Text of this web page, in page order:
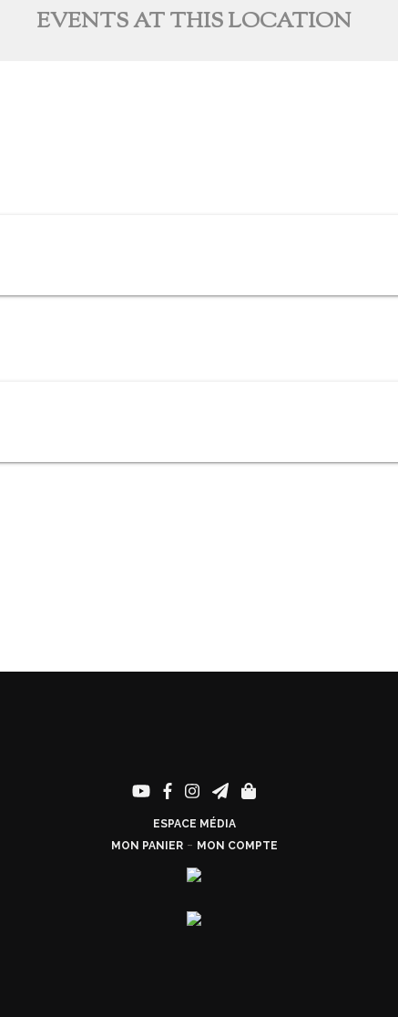
EVENTS AT THIS LOCATION
ESPACE MÉDIA
MON PANIER- MON COMPTE